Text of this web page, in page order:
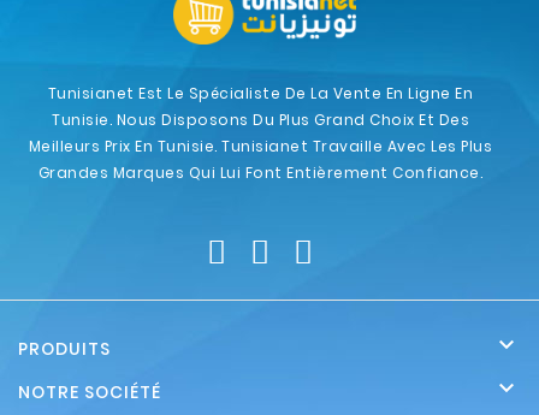
Tunisianet Est Le Spécialiste De La Vente En Ligne En
Tunisie. Nous Disposons Du Plus Grand Choix Et Des
Meilleurs Prix En Tunisie. Tunisianet Travaille Avec Les Plus
Grandes Marques Qui Lui Font Entièrement Confiance.
PRODUITS 
NOTRE SOCIÉTÉ 